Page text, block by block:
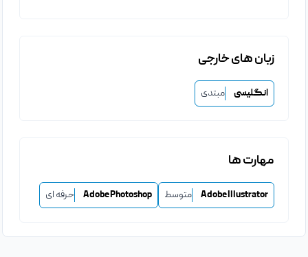
زبان های خارجی
انگلیسی مبتدی
مهارت ها
Adobe Illustrator متوسط Adobe Photoshop حرفه ای